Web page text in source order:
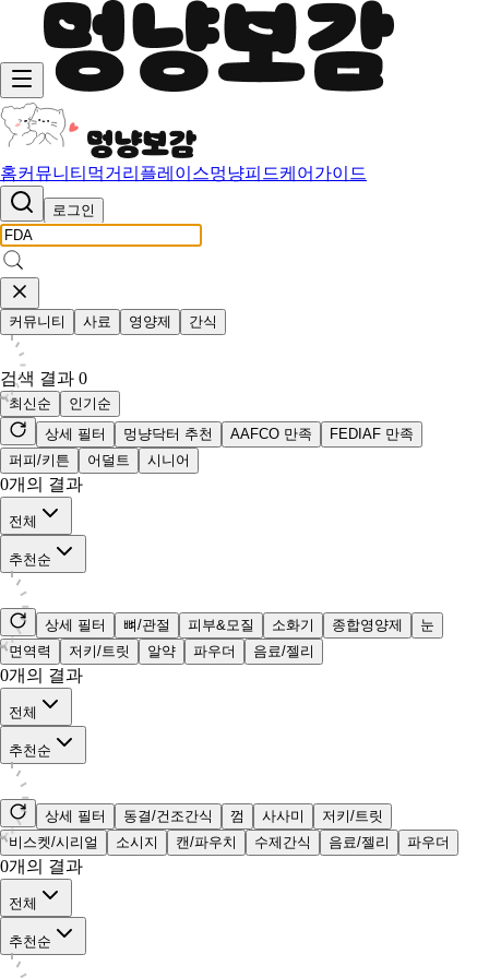
홈커뮤니티 먹거리 플레이스멍냥피드케어가이드
로그인
커뮤니티 사료 영양제 간식
검색 결과 0
최신순
인기순
상세 필터
멍냥닥터 추천 AAFCO 만족
FEDIAF 만족
퍼피/키튼
어덜트 시니어
0개의 결과
전체
추천순
상세 필터 뼈/관절 피부&모질 소화기 종합영양제
눈
면역력
저키/트릿 알약 파우더 음료/젤리
0개의 결과
전체
추천순
상세 필터 동결/건조간식 껌 사사미
저키/트릿
비스켓/시리얼
소시지 캔/파우치 수제간식 음료/젤리 파우더
0개의 결과
전체
추천순